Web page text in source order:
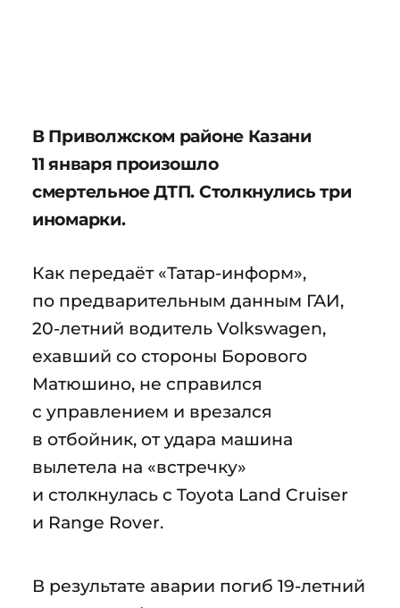
В Приволжском районе Казани
11 января произошло
смертельное ДТП. Столкнулись три
иномарки.
Как передаёт «Татар-информ»,
по предварительным данным ГАИ,
20-летний водитель Volkswagen,
ехавший со стороны Борового
Матюшино, не справился
с управлением и врезался
в отбойник, от удара машина
вылетела на «встречку»
и столкнулась с Toyota Land Cruiser
и Range Rover.
В результате аварии погиб 19-летний